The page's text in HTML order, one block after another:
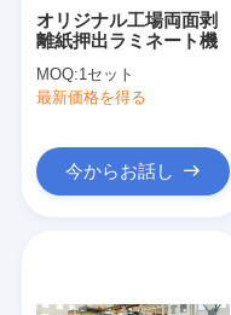
オリジナル工場両面剥
離紙押出ラミネート機
MOQ:1セット
最新価格を得る
今からお話し